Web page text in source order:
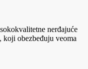
nerđajuće
koji obezbeđuju veoma